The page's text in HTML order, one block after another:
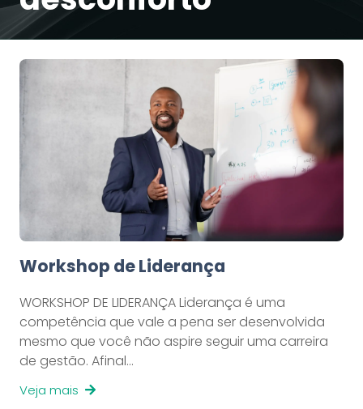
Workshop de Liderança
WORKSHOP DE LIDERANÇA Liderança é uma
competência que vale a pena ser desenvolvida
mesmo que você não aspire seguir uma carreira
de gestão. Afinal…
Veja mais